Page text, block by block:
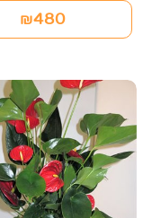
₪480